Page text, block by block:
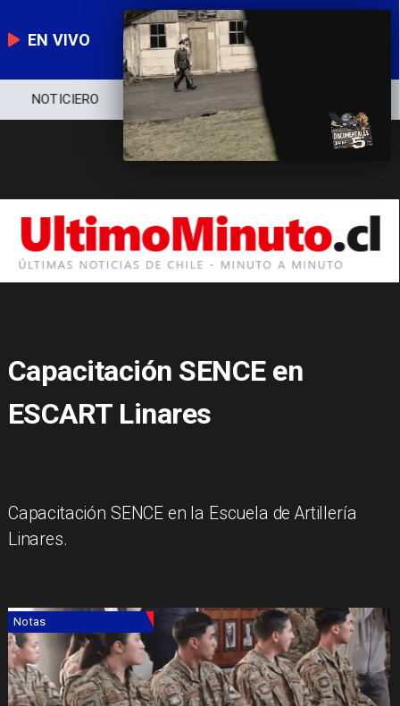
EN VIVO
NOTICIERO POLÍTICA
Capacitación SENCE en
ESCART Linares
Capacitación SENCE en la Escuela de Artillería
Linares.
Notas